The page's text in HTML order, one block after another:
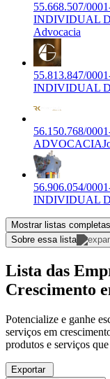
55.668.507/
INDIVIDUAL
Advocacia
55.813.847/
INDIVIDUAL
56.150.768/
ADVOCACIA
56.906.054/
INDIVIDUAL
Mostrar listas completas
Sobre essa lista
Lista das
Crescimento
Potencialize e ganhe
serviços em
produtos e serviços
Exportar